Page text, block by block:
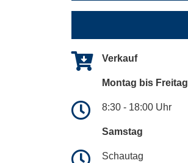
Verkauf
Montag bis Freitag
8:30 - 18:00 Uhr
Samstag
Schautag